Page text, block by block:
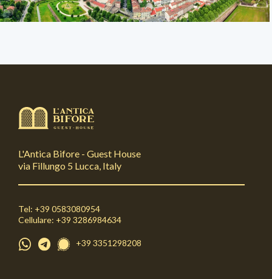
L'Antica Bifore - Guest House
via Fillungo 5 Lucca, Italy
Tel: +39 0583080954
Cellulare: +39 3286984634
+39 3351298208